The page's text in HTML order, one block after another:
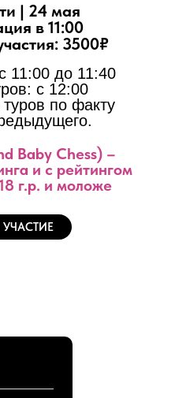
11:00 до 11:40
с 12:00
по факту
Baby Chess) –
и с рейтингом
г.р. и моложе
| 24 мая
в 11:00
3500₽